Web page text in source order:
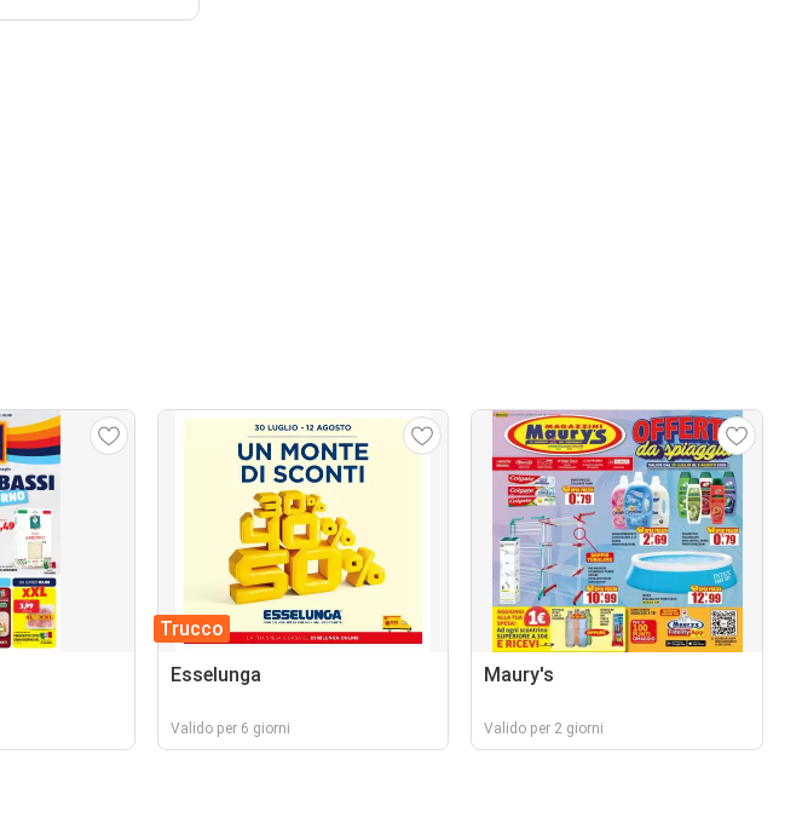
Trucco
Esselunga
Valido per 6 giorni
Maury's
Valido per 2 giorni